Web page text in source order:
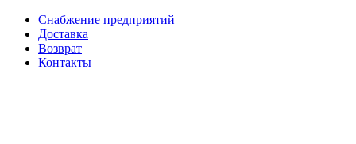
Снабжение предприятий
Доставка
Возврат
Контакты